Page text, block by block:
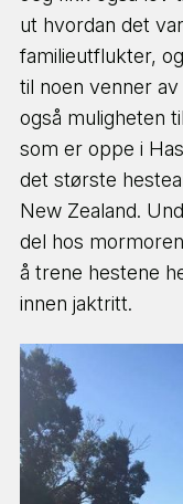
ut hvordan det
familieutflukter,
til noen venner
også muligheten
som er oppe i
det største
New Zealand.
del hos
å trene hestene
innen jaktritt.
Hva